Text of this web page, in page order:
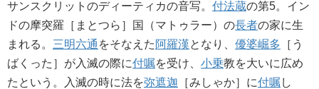
サンスクリットのディーティカの音写。 付法蔵の第5。イン
ドの摩突羅［まとつら］国（マトゥラー）の長者の家に生
まれる。 三明六通 をそなえた 阿羅漢となり、 優婆崛多 ［う
ばくった］が入滅の際に付嘱を受け、 小乗教を大いに広め
たという。入滅の時に法を弥遮迦 ［みしゃか］に付嘱 し